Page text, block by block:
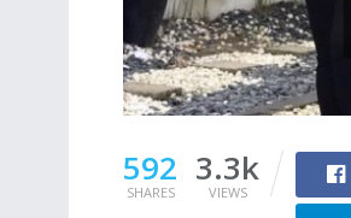
592
SHARES
3.3k
VIEWS